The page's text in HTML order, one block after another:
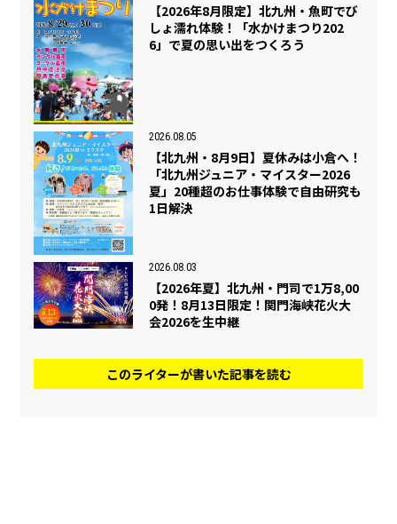
【2026年8月限定】北九州・魚町でび
しょ濡れ体験！「水かけまつり202
6」で夏の思い出をつくろう
2026.08.05
【北九州・8月9日】夏休みは小倉へ！
「北九州ジュニア・マイスター2026
夏」20種超のお仕事体験で自由研究も
1日解決
2026.08.03
【2026年夏】北九州・門司で1万8,00
0発！8月13日限定！関門海峡花火大
会2026を生中継
このライターが書いた記事を読む